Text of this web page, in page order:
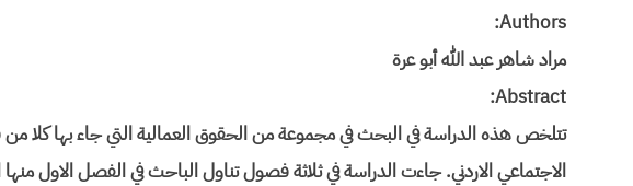
Authors:
مراد شاهر عبد الله أبو عرة
Abstract:
تتلخص هذه الدراسة في البحث في مجموعة من الحقوق العمالية التي جاء بها كلا
الاجتماعي الاردني. جاءت الدراسة في ثلاثة فصول تناول الباحث في الفصل الاول